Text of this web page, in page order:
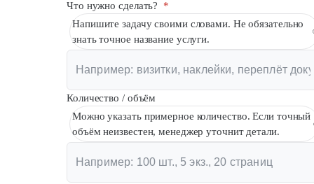
Что нужно сделать?
*
Напишите задачу своими словами. Не обязательно
знать точное название услуги.
Количество / объём
Можно указать примерное количество. Если точный
объём неизвестен, менеджер уточнит детали.